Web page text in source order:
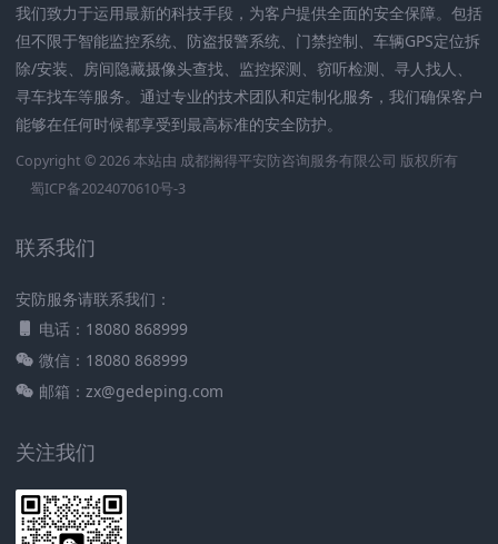
我们致力于运用最新的科技手段，为客户提供全面的安全保障。包括
但不限于智能监控系统、防盗报警系统、门禁控制、车辆GPS定位拆
除/安装、房间隐藏摄像头查找、监控探测、窃听检测、寻人找人、
寻车找车等服务。通过专业的技术团队和定制化服务，我们确保客户
能够在任何时候都享受到最高标准的安全防护。
Copyright © 2026 本站由 成都搁得平安防咨询服务有限公司 版权所有
蜀ICP备2024070610号-3
联系我们
安防服务请联系我们：
电话：18080 868999
微信：18080 868999
邮箱：zx@gedeping.com
关注我们